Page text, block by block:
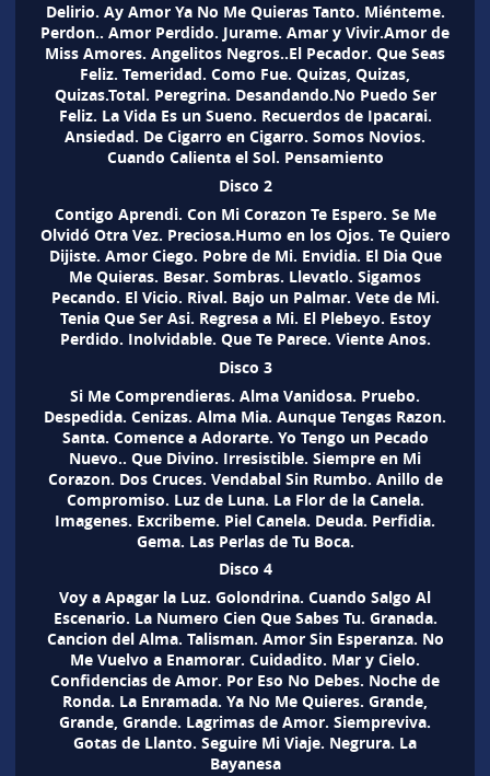
Delirio. Ay Amor Ya No Me Quieras Tanto. Miénteme.
Perdon.. Amor Perdido. Jurame. Amar y Vivir.Amor de
Miss Amores. Angelitos Negros..El Pecador. Que Seas
Feliz. Temeridad. Como Fue. Quizas, Quizas,
Quizas.Total. Peregrina. Desandando.No Puedo Ser
Feliz. La Vida Es un Sueno. Recuerdos de Ipacarai.
Ansiedad. De Cigarro en Cigarro. Somos Novios.
Cuando Calienta el Sol. Pensamiento
Disco 2
Contigo Aprendi. Con Mi Corazon Te Espero. Se Me
Olvidó Otra Vez. Preciosa.Humo en los Ojos. Te Quiero
Dijiste. Amor Ciego. Pobre de Mi. Envidia. El Dia Que
Me Quieras. Besar. Sombras. Llevatlo. Sigamos
Pecando. El Vicio. Rival. Bajo un Palmar. Vete de Mi.
Tenia Que Ser Asi. Regresa a Mi. El Plebeyo. Estoy
Perdido. Inolvidable. Que Te Parece. Viente Anos.
Disco 3
Si Me Comprendieras. Alma Vanidosa. Pruebo.
Despedida. Cenizas. Alma Mia. Aunque Tengas Razon.
Santa. Comence a Adorarte. Yo Tengo un Pecado
Nuevo.. Que Divino. Irresistible. Siempre en Mi
Corazon. Dos Cruces. Vendabal Sin Rumbo. Anillo de
Compromiso. Luz de Luna. La Flor de la Canela.
Imagenes. Excribeme. Piel Canela. Deuda. Perfidia.
Gema. Las Perlas de Tu Boca.
Disco 4
Voy a Apagar la Luz. Golondrina. Cuando Salgo Al
Escenario. La Numero Cien Que Sabes Tu. Granada.
Cancion del Alma. Talisman. Amor Sin Esperanza. No
Me Vuelvo a Enamorar. Cuidadito. Mar y Cielo.
Confidencias de Amor. Por Eso No Debes. Noche de
Ronda. La Enramada. Ya No Me Quieres. Grande,
Grande, Grande. Lagrimas de Amor. Siempreviva.
Gotas de Llanto. Seguire Mi Viaje. Negrura. La
Bayanesa